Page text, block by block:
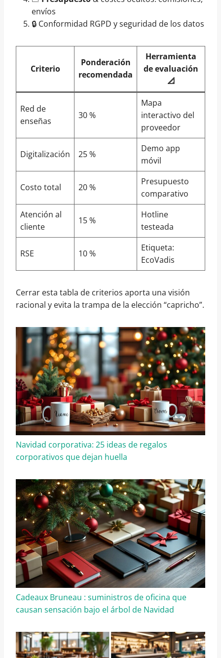
envíos
🔒 Conformidad RGPD y seguridad de los datos
Criterio
Ponderación
recomendada
Herramienta
de evaluación
📐
Red de
enseñas
30 %
Mapa
interactivo del
proveedor
Digitalización 25 %
Demo app
móvil
Costo total 20 %
Presupuesto
comparativo
Atención al
cliente
15 %
Hotline
testeada
RSE 10 %
Etiqueta:
EcoVadis
Cerrar esta tabla de criterios aporta una visión
racional y evita la trampa de la elección “capricho”.
Navidad corporativa: 25 ideas de regalos
corporativos que dejan huella
Cadeaux Bruneau : suministros de oficina que
causan sensación bajo el árbol de Navidad